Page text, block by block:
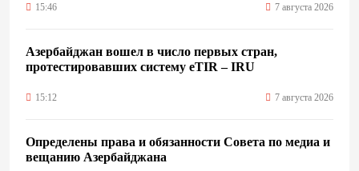
15:46 7 августа 2026
Азербайджан вошел в число первых стран,
протестировавших систему eTIR – IRU
15:12 7 августа 2026
Определены права и обязанности Совета по медиа и
вещанию Азербайджана